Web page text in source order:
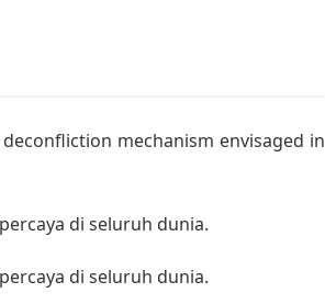
mechanism envisaged in
di seluruh dunia.
di seluruh dunia.